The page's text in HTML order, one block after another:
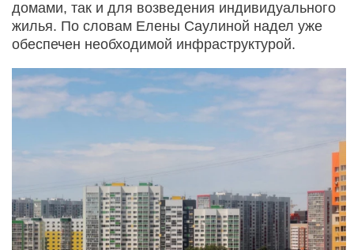
домами, так и для возведения индивидуального
жилья. По словам Елены Саулиной надел уже
обеспечен необходимой инфраструктурой.